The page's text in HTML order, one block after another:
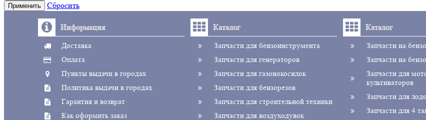
Применить
Сбросить
Информация
Доставка
Оплата
Пункты выдачи в городах
Политика выдачи в городах
Гарантия и возврат
Как оформить заказ
Каталог
Запчасти для бензоинструмента
Запчасти для генераторов
Запчасти для газонокосилок
Запчасти для бензорезов
Запчасти для строительной техники
Запчасти для воздуходувок
Каталог
Запчасти на
Запчасти на
Запчасти для
культиваторов
Запчасти для
Запчасти для 4